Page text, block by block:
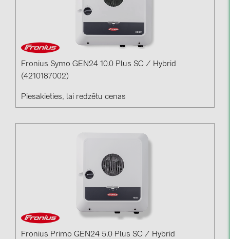
Fronius Symo GEN24 10.0 Plus SC / Hybrid
(4210187002)
Piesakieties, lai redzētu cenas
Fronius Primo GEN24 5.0 Plus SC / Hybrid